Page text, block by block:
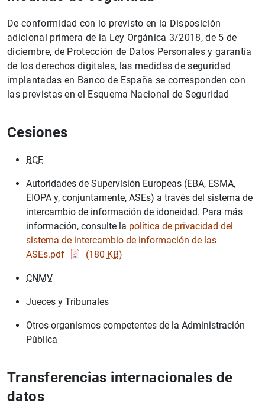
De conformidad con lo previsto en la Disposición
adicional primera de la Ley Orgánica 3/2018, de 5 de
diciembre, de Protección de Datos Personales y garantía
de los derechos digitales, las medidas de seguridad
implantadas en Banco de España se corresponden con
las previstas en el Esquema Nacional de Seguridad
Cesiones
BCE
Autoridades de Supervisión Europeas (EBA, ESMA,
EIOPA y, conjuntamente, ASEs) a través del sistema de
intercambio de información de idoneidad. Para más
información, consulte la política de privacidad del
sistema de intercambio de información de las
ASEs.pdf
(180 KB)
CNMV
Jueces y Tribunales
Otros organismos competentes de la Administración
Pública
Transferencias internacionales de
datos